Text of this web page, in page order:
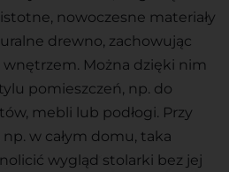
istotne, nowoczesne materiały
drewno, zachowując
Można dzięki nim
pomieszczeń, np. do
mebli lub podłogi. Przy
w całym domu, taka
wygląd stolarki bez jej